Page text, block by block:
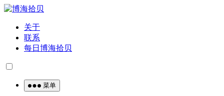
关于
联系
每日博海拾贝
菜单